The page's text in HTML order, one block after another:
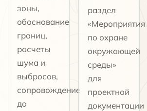
зоны,
обоснование
границ,
расчеты
шума и
выбросов,
сопровождение
до
раздел
«Мероприятия
по охране
окружающей
среды»
для
проектной
документации